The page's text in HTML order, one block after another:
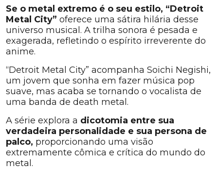
Se o metal extremo é o seu estilo, “Detroit
Metal City” oferece uma sátira hilária desse
universo musical. A trilha sonora é pesada e
exagerada, refletindo o espírito irreverente do
anime.
“Detroit Metal City” acompanha Soichi Negishi,
um jovem que sonha em fazer música pop
suave, mas acaba se tornando o vocalista de
uma banda de death metal.
A série explora a dicotomia entre sua
verdadeira personalidade e sua persona de
palco, proporcionando uma visão
extremamente cômica e crítica do mundo do
metal.